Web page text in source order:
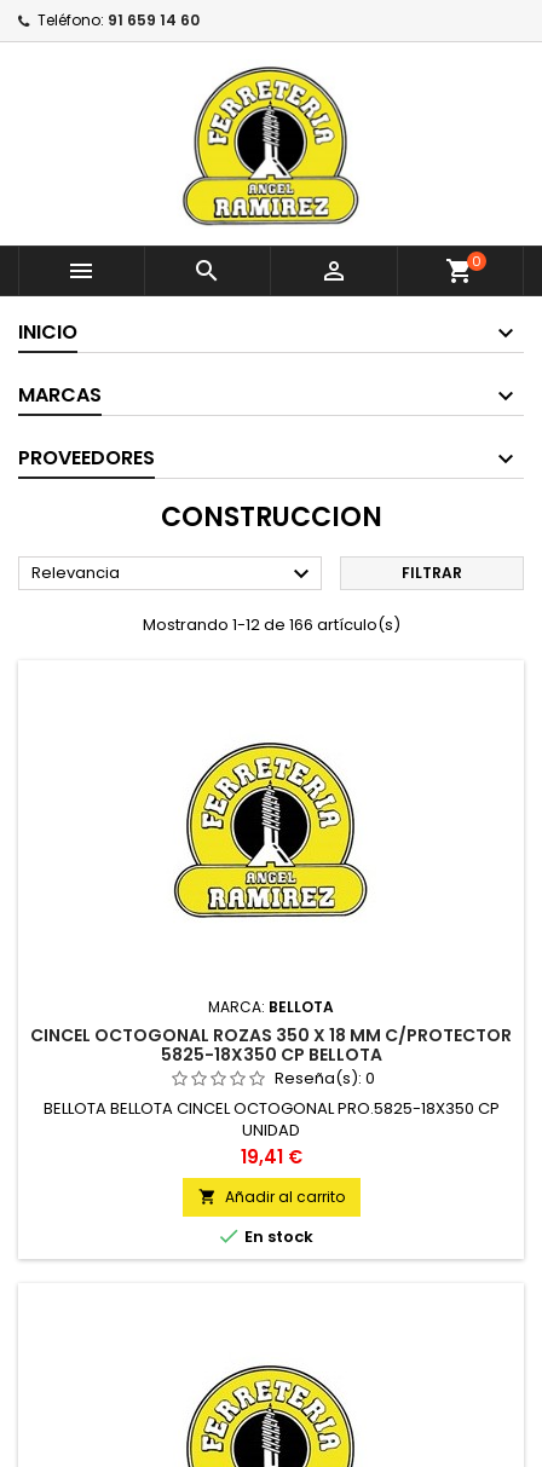
Teléfono: 91 659 14 60
   shopping_cart0
INICIO
MARCAS
PROVEEDORES
CONSTRUCCION
Relevancia  FILTRAR
Mostrando 1-12 de 166 artículo(s)
MARCA: BELLOTA
CINCEL OCTOGONAL ROZAS 350 X 18 MM C/PROTECTOR
5825-18X350 CP BELLOTA
Reseña(s): 0
BELLOTA BELLOTA CINCEL OCTOGONAL PRO.5825-18X350 CP
UNIDAD
Precio
19,41 €
 Añadir al carrito
 En stock